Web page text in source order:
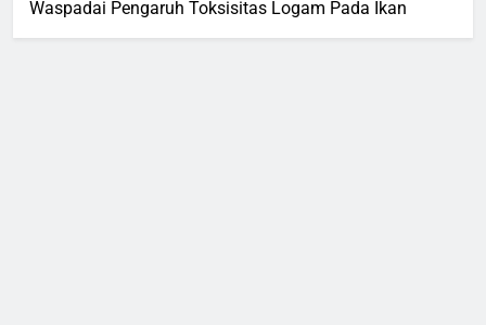
Waspadai Pengaruh Toksisitas Logam Pada Ikan